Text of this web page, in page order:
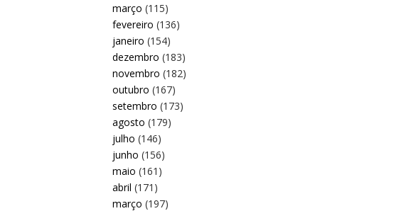
março (115)
fevereiro (136)
janeiro (154)
dezembro (183)
novembro (182)
outubro (167)
setembro (173)
agosto (179)
julho (146)
junho (156)
maio (161)
abril (171)
março (197)